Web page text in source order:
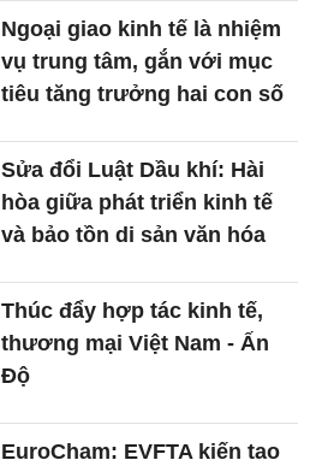
Ngoại giao kinh tế là nhiệm
vụ trung tâm, gắn với mục
tiêu tăng trưởng hai con số
Sửa đổi Luật Dầu khí: Hài
hòa giữa phát triển kinh tế
và bảo tồn di sản văn hóa
Thúc đẩy hợp tác kinh tế,
thương mại Việt Nam - Ấn
Độ
EuroCham: EVFTA kiến tạo